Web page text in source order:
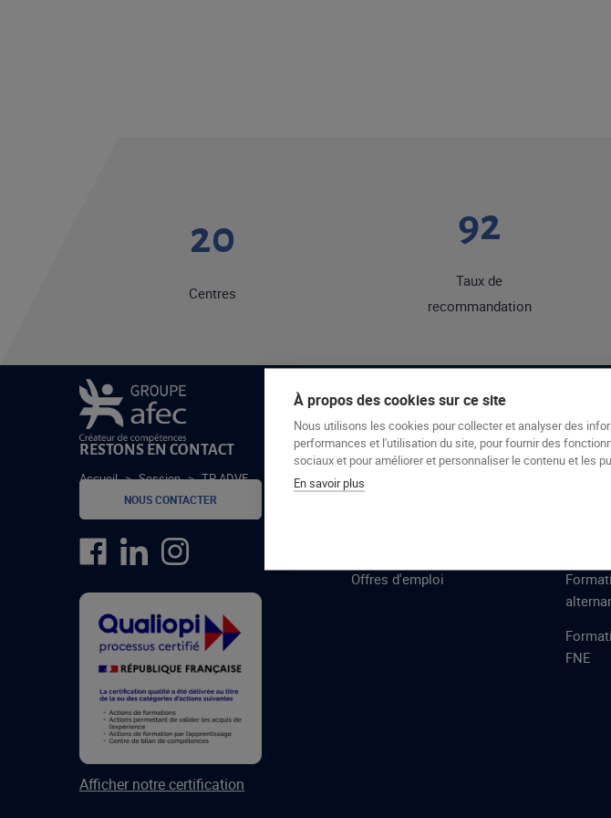
Le groupe Afec Formations
Accueil > Session > TP ADVF
20
Centres
92
Taux de
recommandation
RESTONS EN CONTACT
NOUS CONTACTER
Afficher notre certification
GROUPE AFEC
Formations
Offres d'emploi
FNE
À propos des cookies sur ce site
Nous utilisons les cookies pour collecter et analyser des
performances et l'utilisation du site, pour fournir des
sociaux et pour améliorer et personnaliser le contenu et les
En savoir plus